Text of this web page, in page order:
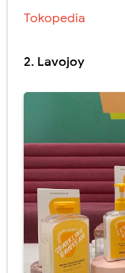
Tokopedia
2. Lavojoy